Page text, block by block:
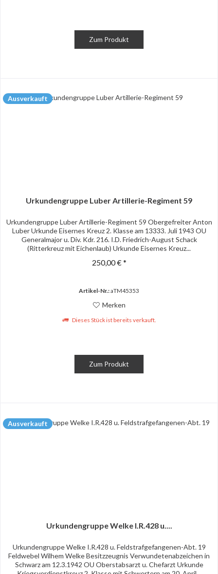
Zum Produkt
Ausverkauft
Urkundengruppe Luber Artillerie-Regiment 59
Urkundengruppe Luber Artillerie-Regiment 59 Obergefreiter Anton
Luber Urkunde Eisernes Kreuz 2. Klasse am 13333. Juli 1943 OU
Generalmajor u. Div. Kdr. 216. I.D. Friedrich-August Schack
(Ritterkreuz mit Eichenlaub) Urkunde Eisernes Kreuz...
250,00 € *
Artikel-Nr.:aTM45353
Merken
Dieses Stück ist bereits verkauft.
Zum Produkt
Ausverkauft
Urkundengruppe Welke I.R.428 u....
Urkundengruppe Welke I.R.428 u. Feldstrafgefangenen-Abt. 19
Feldwebel Wilhem Welke Besitzzeugnis Verwundetenabzeichen in
Schwarz am 12.3.1942 OU Oberstabsarzt u. Chefarzt Urkunde